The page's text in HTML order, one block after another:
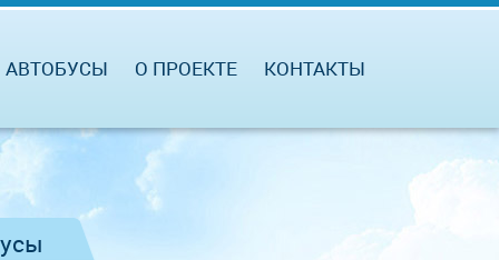
АВТОБУСЫ О ПРОЕКТЕ КОНТАКТЫ